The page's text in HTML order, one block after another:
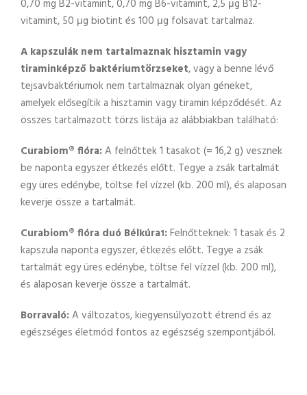
0,70 mg B2-vitamint, 0,70 mg B6-vitamint, 2,5 μg B12-
vitamint, 50 μg biotint és 100 μg folsavat tartalmaz.
A kapszulák nem tartalmaznak hisztamin vagy
tiraminképző baktériumtörzseket, vagy a benne lévő
tejsavbaktériumok nem tartalmaznak olyan géneket,
amelyek elősegítik a hisztamin vagy tiramin képződését. Az
összes tartalmazott törzs listája az alábbiakban található:
Curabiom® flóra:A felnőttek 1 tasakot (= 16,2 g) vesznek
be naponta egyszer étkezés előtt. Tegye a zsák tartalmát
egy üres edénybe, töltse fel vízzel (kb. 200 ml), és alaposan
keverje össze a tartalmát.
Curabiom® flóra duó Bélkúra1:Felnőtteknek: 1 tasak és 2
kapszula naponta egyszer, étkezés előtt. Tegye a zsák
tartalmát egy üres edénybe, töltse fel vízzel (kb. 200 ml),
és alaposan keverje össze a tartalmát.
Borravaló:A változatos, kiegyensúlyozott étrend és az
egészséges életmód fontos az egészség szempontjából.